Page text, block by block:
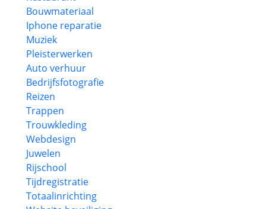
Bouwmateriaal
Iphone reparatie
Muziek
Pleisterwerken
Auto verhuur
Bedrijfsfotografie
Reizen
Trappen
Trouwkleding
Webdesign
Juwelen
Rijschool
Tijdregistratie
Totaalinrichting